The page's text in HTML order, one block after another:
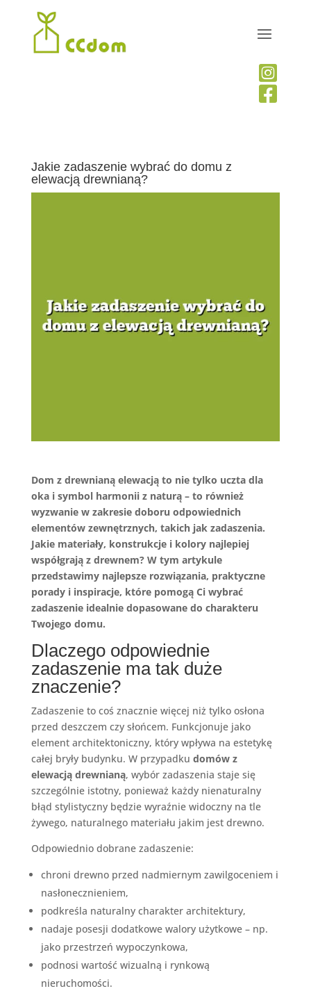


Jakie zadaszenie wybrać do domu z
elewacją drewnianą?
Dom z drewnianą elewacją to nie tylko uczta dla
oka i symbol harmonii z naturą – to również
wyzwanie w zakresie doboru odpowiednich
elementów zewnętrznych, takich jak zadaszenia.
Jakie materiały, konstrukcje i kolory najlepiej
współgrają z drewnem? W tym artykule
przedstawimy najlepsze rozwiązania, praktyczne
porady i inspiracje, które pomogą Ci wybrać
zadaszenie idealnie dopasowane do charakteru
Twojego domu.
Dlaczego odpowiednie
zadaszenie ma tak duże
znaczenie?
Zadaszenie to coś znacznie więcej niż tylko osłona
przed deszczem czy słońcem. Funkcjonuje jako
element architektoniczny, który wpływa na estetykę
całej bryły budynku. W przypadku domów z
elewacją drewnianą, wybór zadaszenia staje się
szczególnie istotny, ponieważ każdy nienaturalny
błąd stylistyczny będzie wyraźnie widoczny na tle
żywego, naturalnego materiału jakim jest drewno.
Odpowiednio dobrane zadaszenie:
chroni drewno przed nadmiernym zawilgoceniem i
nasłonecznieniem,
podkreśla naturalny charakter architektury,
nadaje posesji dodatkowe walory użytkowe – np.
jako przestrzeń wypoczynkowa,
podnosi wartość wizualną i rynkową
nieruchomości.